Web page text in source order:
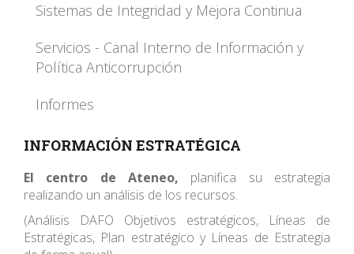
Sistemas de Integridad y Mejora Continua
Servicios - Canal Interno de Información y
Política Anticorrupción
Informes
INFORMACIÓN ESTRATÉGICA
El centro de Ateneo, planifica su estrategia
realizando un análisis de los recursos.
(Análisis DAFO Objetivos estratégicos, Líneas de
Estratégicas, Plan estratégico y Líneas de Estrategia